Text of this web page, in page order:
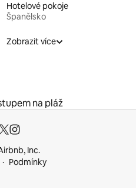
Hotelové pokoje
Španělsko
Zobrazit více
na pláž
Inc.
Podmínky